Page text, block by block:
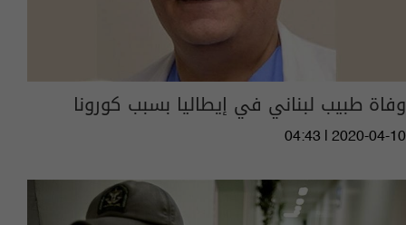
وفاة طبيب لبناني في إيطاليا بسبب كورونا
04:43 | 2020-04-10